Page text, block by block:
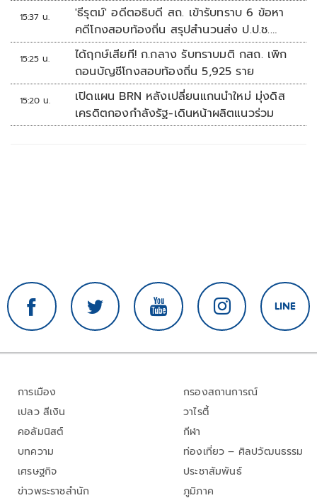
ปลอดภัยข้อมูลภาครัฐทั้งระบบ
15:37 น.
'ธีรุตม์' อดีตอธิบดี สถ. เข้ารับทราบ 6 ข้อหา
คดีโกงสอบท้องถิ่น สรุปสำนวนส่ง ป.ป.ช.
สัปดาห์หน้า
15:25 น.
ได้ฤกษ์เสียที! ก.กลาง รับทราบมติ กสถ. เพิก
ถอนบัญชีโกงสอบท้องถิ่น 5,925 ราย
15:20 น.
เปิดแผน BRN หลังเปลี่ยนแกนนำใหม่ มุ่งดิส
เครดิตกองกำลังรัฐ-เดินหน้าผลิตแนวร่วม
การเมือง
เปลว สีเงิน
คอลัมนิสต์
บทความ
เศรษฐกิจ
ข่าวพระราชสำนัก
กรองสถานการณ์
วาไรตี้
กีฬา
ท่องเที่ยว – ศิลปวัฒนธรรม
ประชาสัมพันธ์
ภูมิภาค